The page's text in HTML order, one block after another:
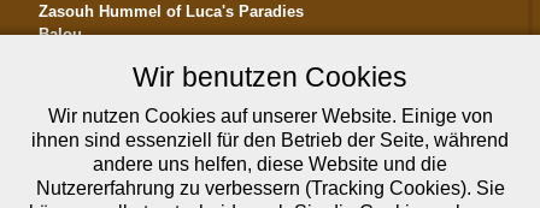
Zasouh Hummel of Luca's Paradies
Balou
Die Rasse Bolonka Zwetna
Hundesalon Bibastern in Altrip
Unser Fotoalbum
Unsere Videos bei YouTube
Über uns
Wir benutzen Cookies
Wir nutzen Cookies auf unserer Website. Einige von
ihnen sind essenziell für den Betrieb der Seite, während
andere uns helfen, diese Website und die
Nutzererfahrung zu verbessern (Tracking Cookies). Sie